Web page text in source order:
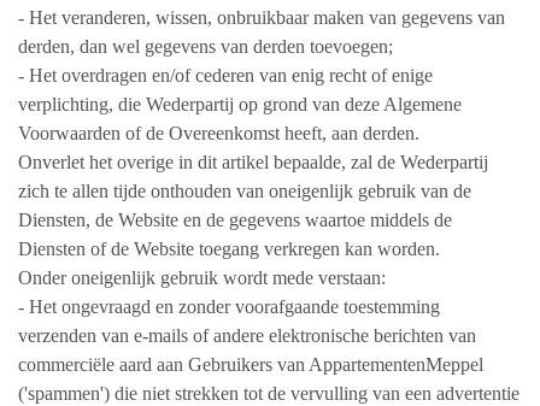
- Het veranderen, wissen, onbruikbaar maken van gegevens van
derden, dan wel gegevens van derden toevoegen;
- Het overdragen en/of cederen van enig recht of enige
verplichting, die Wederpartij op grond van deze Algemene
Voorwaarden of de Overeenkomst heeft, aan derden.
Onverlet het overige in dit artikel bepaalde, zal de Wederpartij
zich te allen tijde onthouden van oneigenlijk gebruik van de
Diensten, de Website en de gegevens waartoe middels de
Diensten of de Website toegang verkregen kan worden.
Onder oneigenlijk gebruik wordt mede verstaan:
- Het ongevraagd en zonder voorafgaande toestemming
verzenden van e-mails of andere elektronische berichten van
commerciële aard aan Gebruikers van AppartementenMeppel
('spammen') die niet strekken tot de vervulling van een advertentie